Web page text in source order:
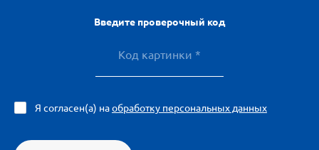
Введите проверочный код
Я согласен(а) наобработку персональных данных